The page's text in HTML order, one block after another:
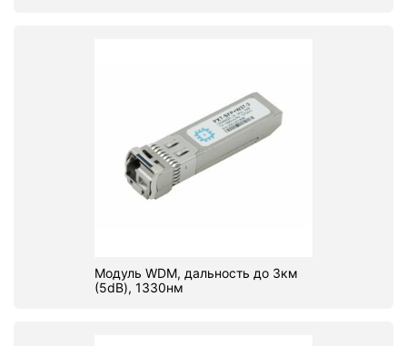
Модуль WDM, дальность до 3км
(5dB), 1330нм